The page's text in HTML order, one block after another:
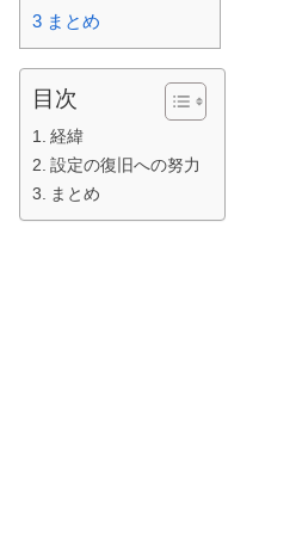
3 まとめ
目次
経緯
設定の復旧への努力
まとめ